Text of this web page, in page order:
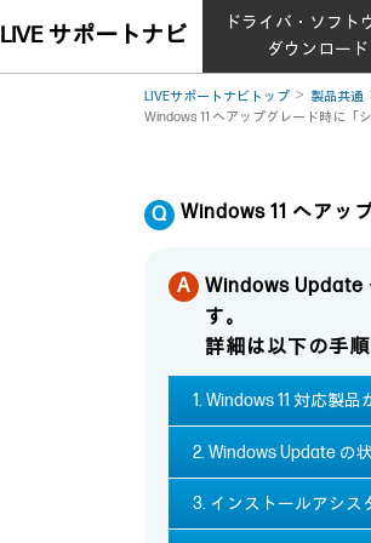
サポートナビ
ドライバ・ソフト
ダウンロード
LIVEサポートナビトップ 製品共通
Windows 11 へアップグレード時に「
Windows 11 へアッ
Windows Update
す。
詳細は以下の手
1. Windows 11 対応製品
2. Windows Update の
3. インストールアシス